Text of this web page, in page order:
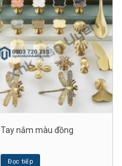
Tay nắm màu đồng
Đọc tiếp